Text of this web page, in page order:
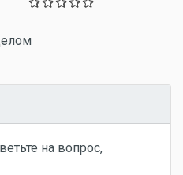
на вопрос,